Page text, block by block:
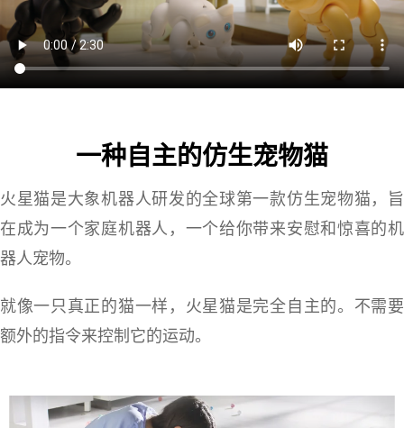
一种自主的仿生宠物猫
火星猫是大象机器人研发的全球第一款仿生宠物猫，旨
在成为一个家庭机器人，一个给你带来安慰和惊喜的机
器人宠物。
就像一只真正的猫一样，火星猫是完全自主的。不需要
额外的指令来控制它的运动。